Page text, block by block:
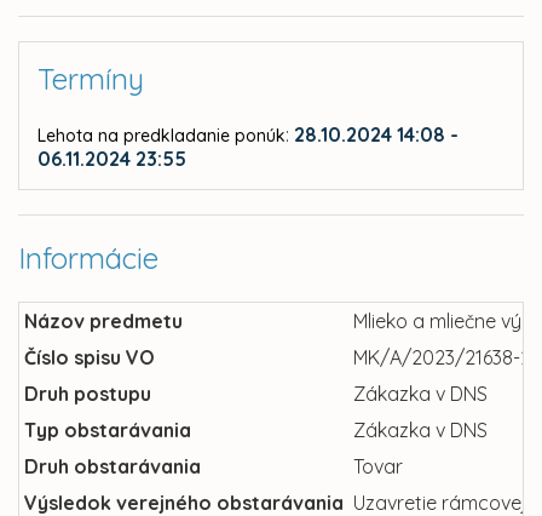
Termíny
Lehota na predkladanie ponúk: 28.10.2024 14:08 -
06.11.2024 23:55
Informácie
Názov predmetu
Mlieko a mliečne
Číslo spisu VO
MK/A/2023/21638-
Druh postupu
Zákazka v DNS
Typ obstarávania
Zákazka v DNS
Druh obstarávania
Tovar
Výsledok verejného obstarávania Uzavretie rámcovej